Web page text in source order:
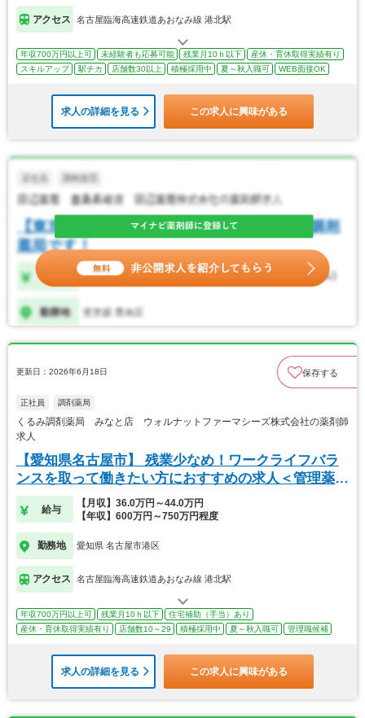
アクセス 名古屋臨海高速鉄道あおなみ線 港北駅
年収700万円以上可 未経験者も応募可能 残業月10ｈ以下
産休・育休取得実績有り
スキルアップ
駅チカ 店舗数30以上 積極採用中 夏～秋入職可 WEB面接OK
求人の詳細を見る この求人に興味がある
更新日：2026年6月18日 保存する
正社員 調剤薬局
くるみ調剤薬局 みなと店 ウォルナットファーマシーズ株式会社の薬剤師
求人
【愛知県名古屋市】 残業少なめ！ワークライフバラ
ンスを取って働きたい方におすすめの求人＜管理薬剤
師＞
給与
【月収】36.0万円～44.0万円
【年収】600万円～750万円程度
勤務地 愛知県 名古屋市港区
アクセス 名古屋臨海高速鉄道あおなみ線 港北駅
年収700万円以上可 残業月10ｈ以下
住宅補助（手当）あり
産休・育休取得実績有り
店舗数10～29 積極採用中 夏～秋入職可 管理職候補
求人の詳細を見る この求人に興味がある